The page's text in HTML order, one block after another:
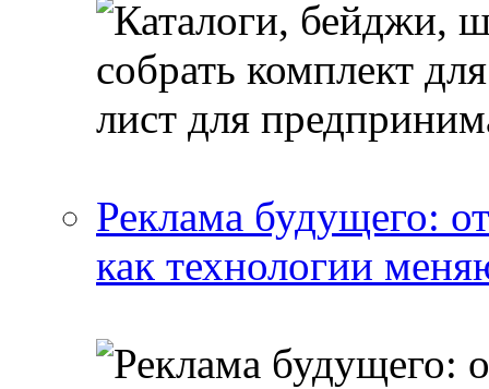
Реклама будущего:
как технологии